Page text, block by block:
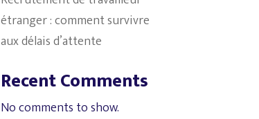
étranger : comment survivre
aux délais d’attente
Recent Comments
No comments to show.